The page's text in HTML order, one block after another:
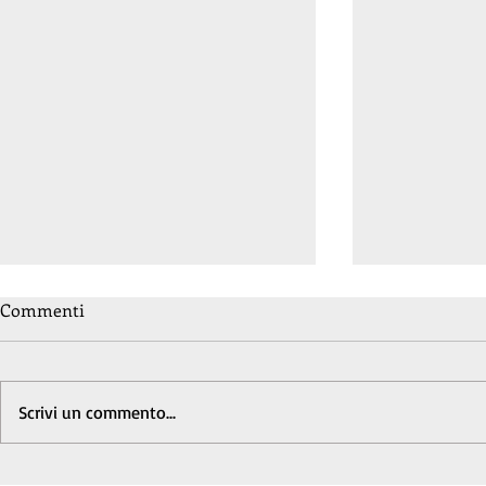
Commenti
Scrivi un commento...